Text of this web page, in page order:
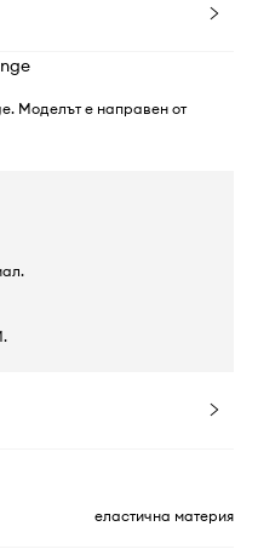
Моделът е направен от
еластична материя